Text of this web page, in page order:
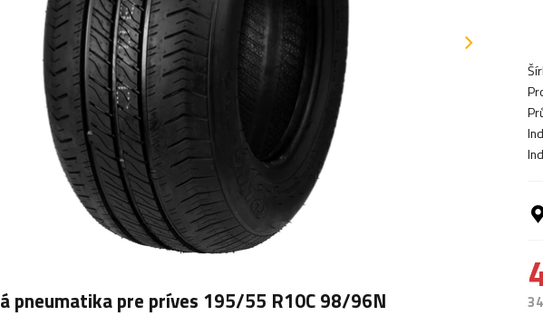
pneumatika pre príves 195/55 R10C 98/96N